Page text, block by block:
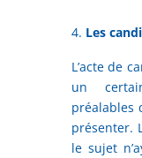
Les
L’acte de
un
préalables
présenter.
le sujet